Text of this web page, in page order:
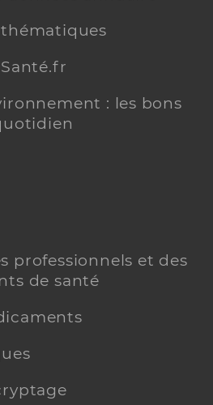
thématiques
: les bons
professionnels et des
de santé